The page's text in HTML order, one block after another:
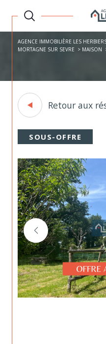
AGENCE IMMOBILIÈRE LES
MORTAGNE SUR SEVRE
MAISON
Retour aux
SOUS-OFFRE